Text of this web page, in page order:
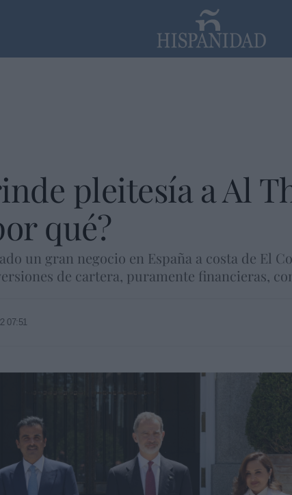
pleitesía a Al
qué?
un gran negocio en España a costa de El
de cartera, puramente financieras,
07:51